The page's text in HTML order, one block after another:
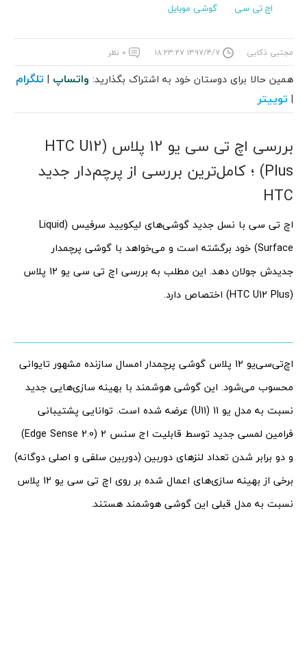
اچ تی سی گوشی موبایل
مجتبی ذکایی ۱۳۹۷/۴/۷ ۱۸:۲۳:۲۷ ۰ نظر
همین حالا برای دوستان خود به اشتراک بگذارید: واتساپ | تلگرام
| توییتر
بررسی اچ تی سی یو 12 پلاس (HTC U12
Plus) ؛ کامل‌ترین بررسی از پرچم‌دار جدید
HTC
اچ تی سی با نسل جدید گوشی‌های لیکویید سرفیس (Liquid
Surface) خود برگشته است و می‌خواهد با گوشی پرچمدار
جدیدش جولان دهد. این مطلب به بررسی اچ تی سی یو 12 پلاس
(HTC U12 Plus) اختصاص دارد.
اچ‌تی‌سی‌یو 12 پلاس گوشی پرچمدار امسال سازنده مشهور تایوانی
محسوب می‌شود. این گوشی هوشمند با بهینه سازی‌هایی جدید
نسبت به مدل یو 11 (U11) عرضه شده است. توانایی پشتیبانی
فرامین لمسی جدید توسط قابلیت اج سنس 2 (Edge Sense 2.0)
و دو برابر شدن تعداد لنزهای دوربین (دوربین سلفی و اصلی دوگانه)
برخی از بهینه سازی‌های اعمال شده بر روی اچ تی سی یو 12 پلاس
نسبت به مدل قبلی این گوشی هوشمند هستند.